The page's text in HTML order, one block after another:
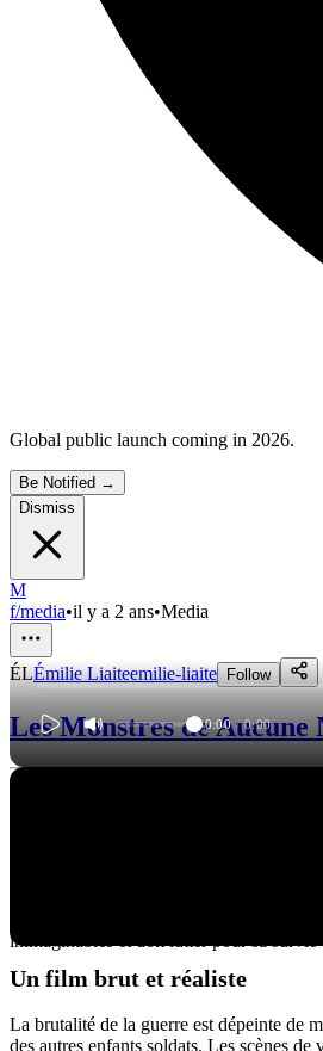
Global public launch coming in 2026.
Be Notified →
Dismiss
M
f/media•il y a 2 ans•Media
ÉLÉmilie Liaiteemilie-liaite Follow
Les Monstres de Aucune
0:00 / 0:00
"Beasts of No Nation":
Une histoire poignante et
"Beasts of No Nation" nous plonge au
même, il est recruté de force par un
inimaginables et doit lutter pour sa
Un film brut et réaliste
La brutalité de la guerre est dépeinte de
des autres enfants soldats. Les scènes